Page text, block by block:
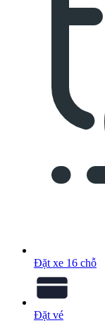
Đặt xe 16 chỗ
Đặt vé